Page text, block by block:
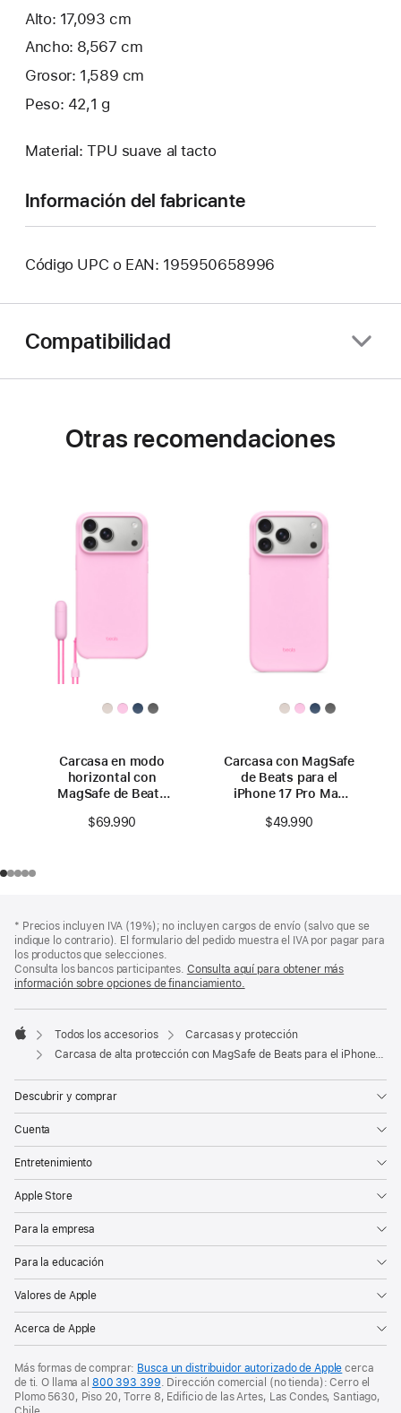
Alto: 17,093 cm
Ancho: 8,567 cm
Grosor: 1,589 cm
Peso: 42,1 g
Material: TPU suave al tacto
Información del fabricante
Código UPC o EAN: 195950658996
Compatibilidad
Otras recomendaciones
Carcasa en modo
horizontal con
MagSafe de Beats
Pro Max con Control
$69.990
Carcasa con MagSafe
de Beats para el
iPhone 17 Pro Max
Cámara – Rosa
$49.990
a
pie
de
a
pie
de
página
Nota
a
pie
de
página
* Precios incluyen IVA (19%); no incluyen cargos de envío (salvo que se
indique lo contrario). El formulario del pedido muestra el IVA por pagar para
los productos que selecciones.
Consulta los bancos participantes. Consulta aquí para obtener más
información sobre opciones de financiamiento.
en
pestaña
nueva)
Apple
Todos los accesorios
Carcasas y protección
Carcasa de alta protección con MagSafe de Beats para el iPhone 17 Pro Max con Control de la Cámara – Naranja sierra
Descubrir y comprar
Cuenta
Entretenimiento
Apple Store
Para la empresa
Para la educación
Valores de Apple
Acerca de Apple
Más formas de comprar: Busca un distribuidor autorizado de Apple cerca
de ti. O
llama al 800 393 399. Dirección comercial (no tienda): Cerro el
Plomo 5630, Piso 20, Torre 8, Edificio de las Artes, Las Condes, Santiago,